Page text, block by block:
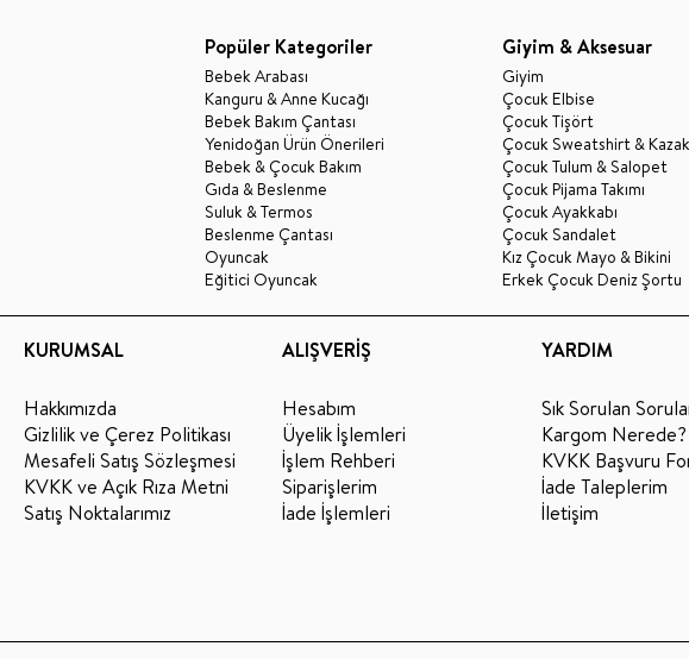
Popüler Kategoriler
Bebek Arabası
Kanguru & Anne Kucağı
Bebek Bakım Çantası
Yenidoğan Ürün Önerileri
Bebek & Çocuk Bakım
Gıda & Beslenme
Suluk & Termos
Beslenme Çantası
Oyuncak
Eğitici Oyuncak
Giyim & Aksesuar
Giyim
Çocuk Elbise
Çocuk Tişört
Çocuk Sweatshirt & Kazak
Çocuk Tulum & Salopet
Çocuk Pijama Takımı
Çocuk Ayakkabı
Çocuk Sandalet
Kız Çocuk Mayo & Bikini
Erkek Çocuk Deniz Şortu
KURUMSAL
Hakkımızda
Gizlilik ve Çerez Politikası
Mesafeli Satış Sözleşmesi
KVKK ve Açık Rıza Metni
Satış Noktalarımız
ALIŞVERİŞ
Hesabım
Üyelik İşlemleri
İşlem Rehberi
Siparişlerim
İade İşlemleri
YARDIM
Sık Sorulan
Kargom Nerede?
KVKK Başvuru
İade Taleplerim
İletişim